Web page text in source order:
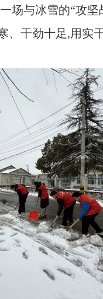
场与冰雪的“攻坚
、干劲十足,用实